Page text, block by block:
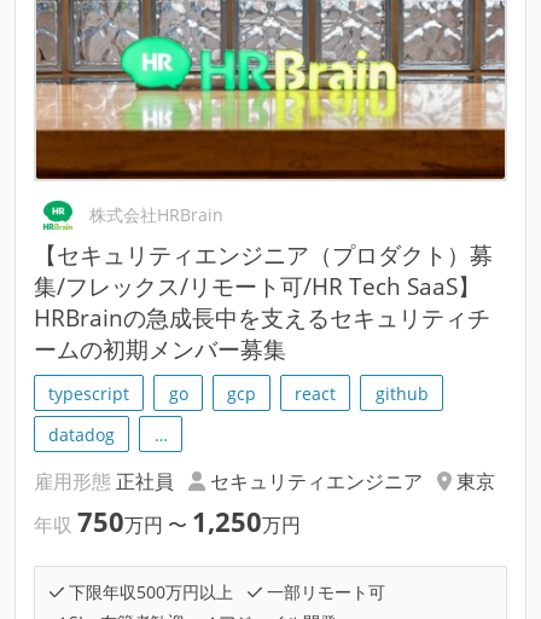
株式会社HRBrain
【セキュリティエンジニア（プロダクト）募
集/フレックス/リモート可/HR Tech SaaS】
HRBrainの急成長中を支えるセキュリティチ
ームの初期メンバー募集
typescript go gcp react
github
datadog
…
雇用形態 正社員 セキュリティエンジニア
東京
年収 750万円 〜 1,250万円
下限年収500万円以上
一部リモート可